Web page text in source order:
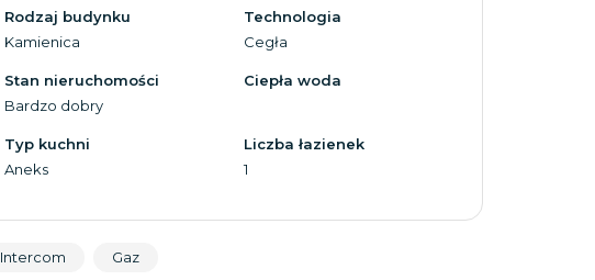
Rodzaj budynku
Kamienica
Technologia
Cegła
Stan nieruchomości
Bardzo dobry
Ciepła woda
Typ kuchni
Aneks
Liczba łazienek
1
Intercom Gaz